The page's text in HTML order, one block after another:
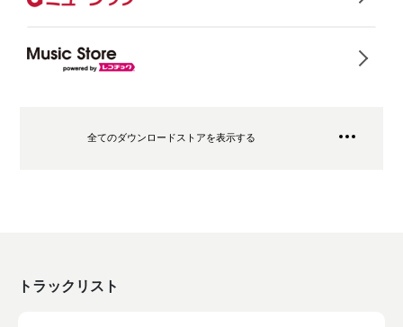
全てのダウンロードストアを表示する
トラックリスト